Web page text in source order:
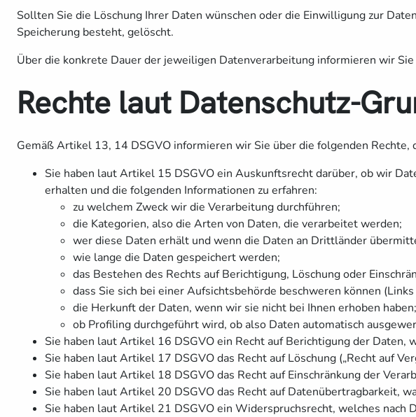
Sollten Sie die Löschung Ihrer Daten wünschen oder die Einwilligung zur
Speicherung besteht, gelöscht.
Über die konkrete Dauer der jeweiligen Datenverarbeitung informieren wir
Rechte laut Datenschutz-
Gemäß Artikel 13, 14 DSGVO informieren wir Sie über die folgenden
Sie haben laut Artikel 15 DSGVO ein Auskunftsrecht darüber, ob wir
erhalten und die folgenden Informationen zu erfahren:
zu welchem Zweck wir die Verarbeitung durchführen;
die Kategorien, also die Arten von Daten, die verarbeitet werden;
wer diese Daten erhält und wenn die Daten an Drittländer
wie lange die Daten gespeichert werden;
das Bestehen des Rechts auf Berichtigung, Löschung oder
dass Sie sich bei einer Aufsichtsbehörde beschweren können
die Herkunft der Daten, wenn wir sie nicht bei Ihnen erhoben haben;
ob Profiling durchgeführt wird, ob also Daten automatisch
Sie haben laut Artikel 16 DSGVO ein Recht auf Berichtigung der
Sie haben laut Artikel 17 DSGVO das Recht auf Löschung („Recht auf
Sie haben laut Artikel 18 DSGVO das Recht auf Einschränkung der
Sie haben laut Artikel 20 DSGVO das Recht auf Datenübertragbarkeit,
Sie haben laut Artikel 21 DSGVO ein Widerspruchsrecht, welches nach